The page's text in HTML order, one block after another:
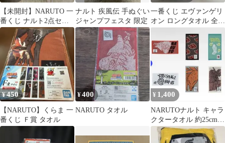
【未開封】NARUTO 一
番くじ ナルト2点セッ
ト タオル コースター
おまとめ
ナルト 疾風伝 手ぬぐい
ジャンプフェスタ 限定
一番くじ エヴァンゲリ
オン ロングタオル 全4
¥450
【NARUTO】くらま 一
番くじ Ｆ賞 タオル
¥400
NARUTO タオル
¥ 1,400
NARUTOナルト キャラ
クタータオル 約25cm x
10cm